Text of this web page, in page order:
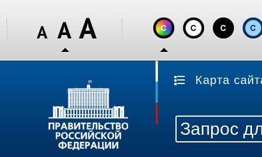
Карта